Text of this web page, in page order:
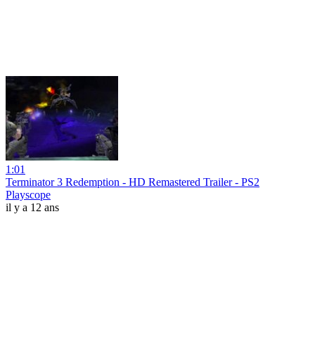
1:01
Terminator 3 Redemption - HD Remastered Trailer - PS2
Playscope
il y a 12 ans